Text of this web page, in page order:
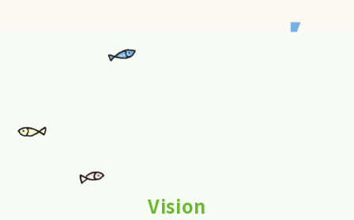
Vision